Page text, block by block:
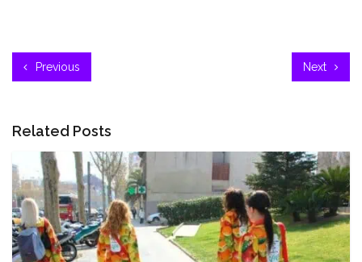
Previous Next
Related Posts